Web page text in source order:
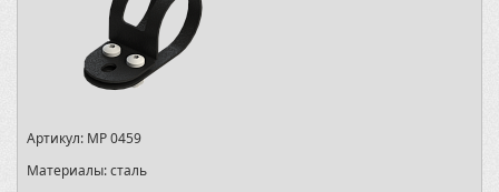
Артикул: MP 0459
Материалы:сталь